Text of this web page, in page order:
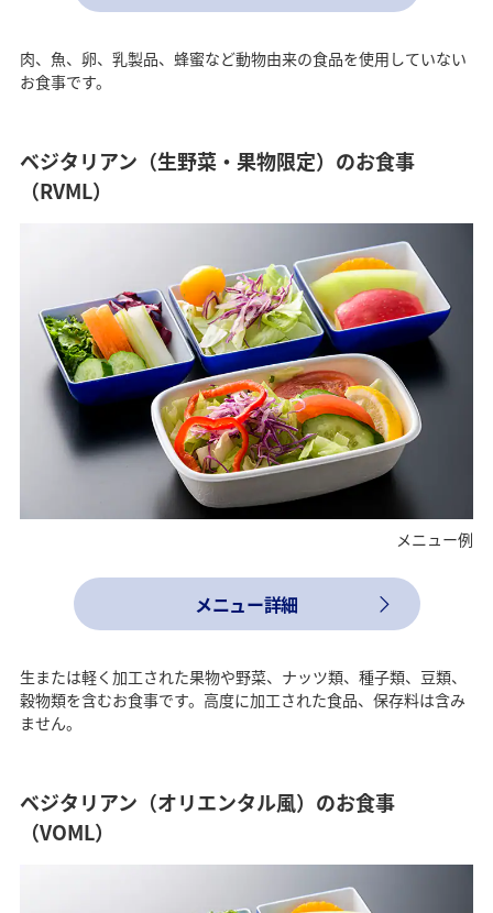
肉、魚、卵、乳製品、蜂蜜など動物由来の食品を使用していない
お食事です。
ベジタリアン（生野菜・果物限定）のお食事
（RVML）
メニュー例
メニュー詳細
生または軽く加工された果物や野菜、ナッツ類、種子類、豆類、
穀物類を含むお食事です。高度に加工された食品、保存料は含み
ません。
ベジタリアン（オリエンタル風）のお食事
（VOML）